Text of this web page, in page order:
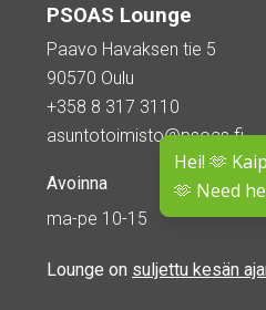
Hei! 🫶
🫶 Need
PSOAS Lounge
Paavo Havaksen tie 5
90570 Oulu
+358 8 317 3110
asuntotoimisto@psoas.fi
Avoinna
ma-pe 10-15
Lounge on suljettu kesän